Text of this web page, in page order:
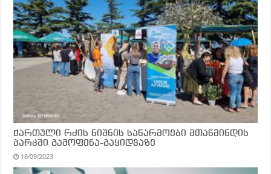
ქართული რძის ნიშნის საწარმოები მთაწმინდის
პარკში გამოფენა-გაყიდვაზე
18/09/2023